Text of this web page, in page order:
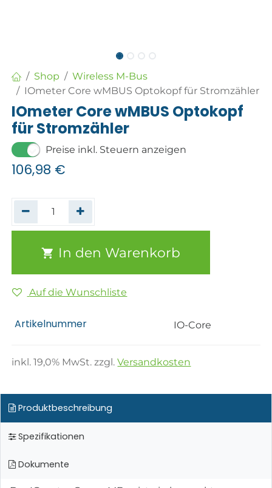
Shop
Wireless M-Bus
IOmeter Core wMBUS Optokopf für Stromzähler
IOmeter Core wMBUS Optokopf
für Stromzähler
Preise inkl. Steuern anzeigen
106,98 €
In den Warenkorb
Auf die Wunschliste
Artikelnummer IO-Core
inkl.19,0% MwSt. zzgl.Versandkosten
Produktbeschreibung
Spezifikationen
Dokumente